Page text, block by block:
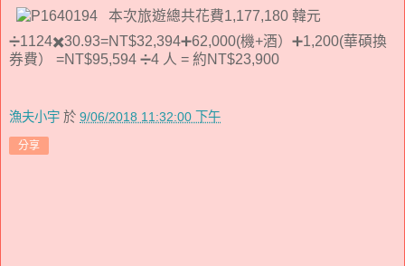
本次旅遊總共花費1,177,180 韓元
➗1124✖️30.93=NT$32,394➕62,000(機+酒）➕1,200(華碩換
券費） =NT$95,594 ➗4 人 = 約NT$23,900
漁夫小宇 於 9/06/2018 11:32:00 下午
分享